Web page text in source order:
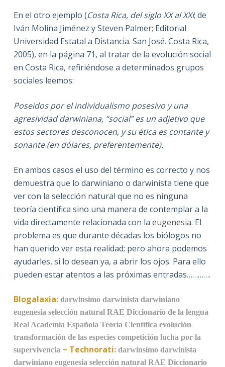
En el otro ejemplo (Costa Rica, del siglo XX al XXI; de
Iván Molina Jiménez y Steven Palmer; Editorial
Universidad Estatal a Distancia. San José. Costa Rica,
2005), en la página 71, al tratar de la evolución social
en Costa Rica, refiriéndose a determinados grupos
sociales leemos:
Poseidos por el individualismo posesivo y una
agresividad darwiniana, “social” es un adjetivo que
estos sectores desconocen, y su ética es contante y
sonante (en dólares, preferentemente).
En ambos casos el uso del término es correcto y nos
demuestra que lo darwiniano o darwinista tiene que
ver con la selección natural que no es ninguna
teoría científica sino una manera de contemplar a la
vida directamente relacionada con la eugenesia. El
problema es que durante décadas los biólogos no
han querido ver esta realidad; pero ahora podemos
ayudarles, si lo desean ya, a abrir los ojos. Para ello
pueden estar atentos a las próximas entradas………….
Blogalaxia: darwinsimo darwinista darwiniano
eugenesia selección natural RAE Diccionario de la lengua
Real Academia Española Teoría Científica evolución
transformación de las especies competición lucha por la
supervivencia~ Technorati: darwinsimo darwinista
darwiniano eugenesia selección natural RAE Diccionario